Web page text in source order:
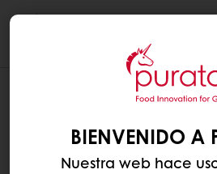
SOY CLIENTE DE
PUDO CREAR MI
He completado el
BIENVENIDO A
Nuestra web hace